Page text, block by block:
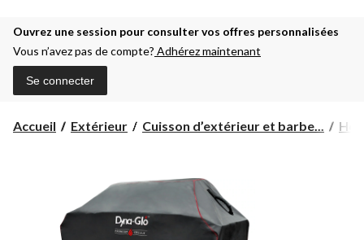
Ouvrez une session pour consulter vos offres personnalisées
Vous n’avez pas de compte? Adhérez maintenant
Se connecter
Accueil Extérieur Cuisson d’extérieur et barbe...